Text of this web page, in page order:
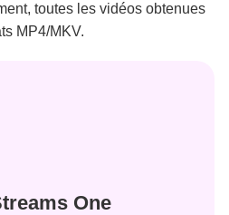
toutes les vidéos obtenues
MP4/MKV.
One